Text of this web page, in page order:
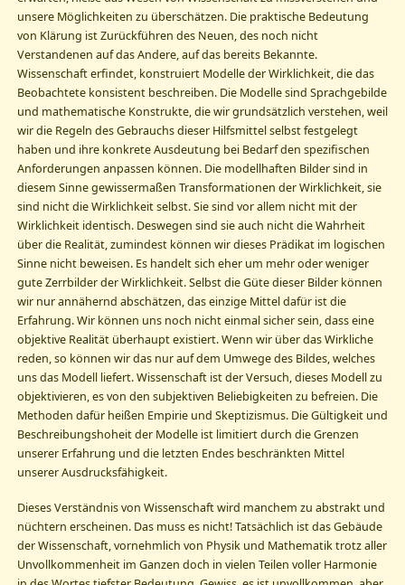
unsere Möglichkeiten zu überschätzen. Die praktische Bedeutung
von Klärung ist Zurückführen des Neuen, des noch nicht
Verstandenen auf das Andere, auf das bereits Bekannte.
Wissenschaft erfindet, konstruiert Modelle der Wirklichkeit, die das
Beobachtete konsistent beschreiben. Die Modelle sind Sprachgebilde
und mathematische Konstrukte, die wir grundsätzlich verstehen, weil
wir die Regeln des Gebrauchs dieser Hilfsmittel selbst festgelegt
haben und ihre konkrete Ausdeutung bei Bedarf den spezifischen
Anforderungen anpassen können. Die modellhaften Bilder sind in
diesem Sinne gewissermaßen Transformationen der Wirklichkeit, sie
sind nicht die Wirklichkeit selbst. Sie sind vor allem nicht mit der
Wirklichkeit identisch. Deswegen sind sie auch nicht die Wahrheit
über die Realität, zumindest können wir dieses Prädikat im logischen
Sinne nicht beweisen. Es handelt sich eher um mehr oder weniger
gute Zerrbilder der Wirklichkeit. Selbst die Güte dieser Bilder können
wir nur annähernd abschätzen, das einzige Mittel dafür ist die
Erfahrung. Wir können uns noch nicht einmal sicher sein, dass eine
objektive Realität überhaupt existiert. Wenn wir über das Wirkliche
reden, so können wir das nur auf dem Umwege des Bildes, welches
uns das Modell liefert. Wissenschaft ist der Versuch, dieses Modell zu
objektivieren, es von den subjektiven Beliebigkeiten zu befreien. Die
Methoden dafür heißen Empirie und Skeptizismus. Die Gültigkeit und
Beschreibungshoheit der Modelle ist limitiert durch die Grenzen
unserer Erfahrung und die letzten Endes beschränkten Mittel
unserer Ausdrucksfähigkeit.
Dieses Verständnis von Wissenschaft wird manchem zu abstrakt und
nüchtern erscheinen. Das muss es nicht! Tatsächlich ist das Gebäude
der Wissenschaft, vornehmlich von Physik und Mathematik trotz aller
Unvollkommenheit im Ganzen doch in vielen Teilen voller Harmonie